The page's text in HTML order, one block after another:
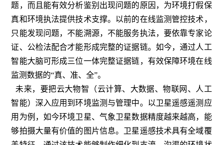
题，而且能有效分析鉴别出现问题的原因，为环境打假保
真和环境执法提供技术支撑。以前的在线监测管控技术，
只能发现问题，不能溯源，不能服务执法，要依靠专家论
证、公检法配合才能形成完整的证据链。如今，通过人工
智能大脑可形成三位一体完整证据链，有效保障环境在线
监测数据的“真、准、全”。
未来，要把云大物智（云计算、大数据、物联网、人工
智能）深入应用到环境监测与管理中。以卫星遥感遥测应
用为例，如今环境卫星、气象卫星数据精度越来越高，能
够拍摄大量有价值的图片信息。卫星遥感技术具有全域覆